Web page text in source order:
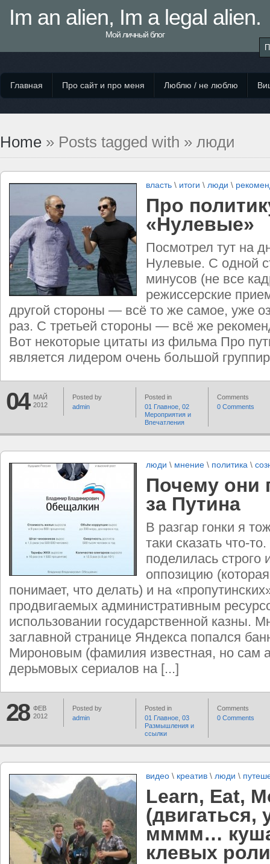
Im an alien, Im a legal alien.
Мой личный блог
Главная Про сайт и про меня Люблю / не люблю
Home » Posts tagged with » люди
власть \ итоги \ люди \
Про
«Нулевые»
Посмотрел тут на
Нулевые. С одной
минусов (не все
режиссерские
другой стороны — всё то же самое, уже
раз. С третьей стороны — всё же
Вот некоторые цитаты из фильма Про
является лидером очень большой
04
МАЙ
2012
Posted by
admin
Posted in
01 Главное 02
Мероприятия и
Впечатления
Comments
0 Comments
люди \ мнение \ политика \
Почему они
за Путина
В разгар гонки я
таки сказать что-
поделилась строго
оппозицию
понимает, что делать) и на
продвигаемых административным
использовании государственной казны.
заглавной странице Яндекса попался
Мироновым (фамилия известная, но сам
дерьмовых сериалов на [...]
28 ФЕВ
2012
Posted by
admin
Posted in
01 Главное 03
Размышления и
ссылки
Comments
0 Comments
видео \ креатив \ люди \
Learn, Eat,
(двигаться,
мммм…
клевых